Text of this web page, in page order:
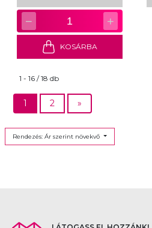
− 1 +
KOSÁRBA
1 - 16 / 18 db
1 2 »
Rendezés: Ár szerint növekvő